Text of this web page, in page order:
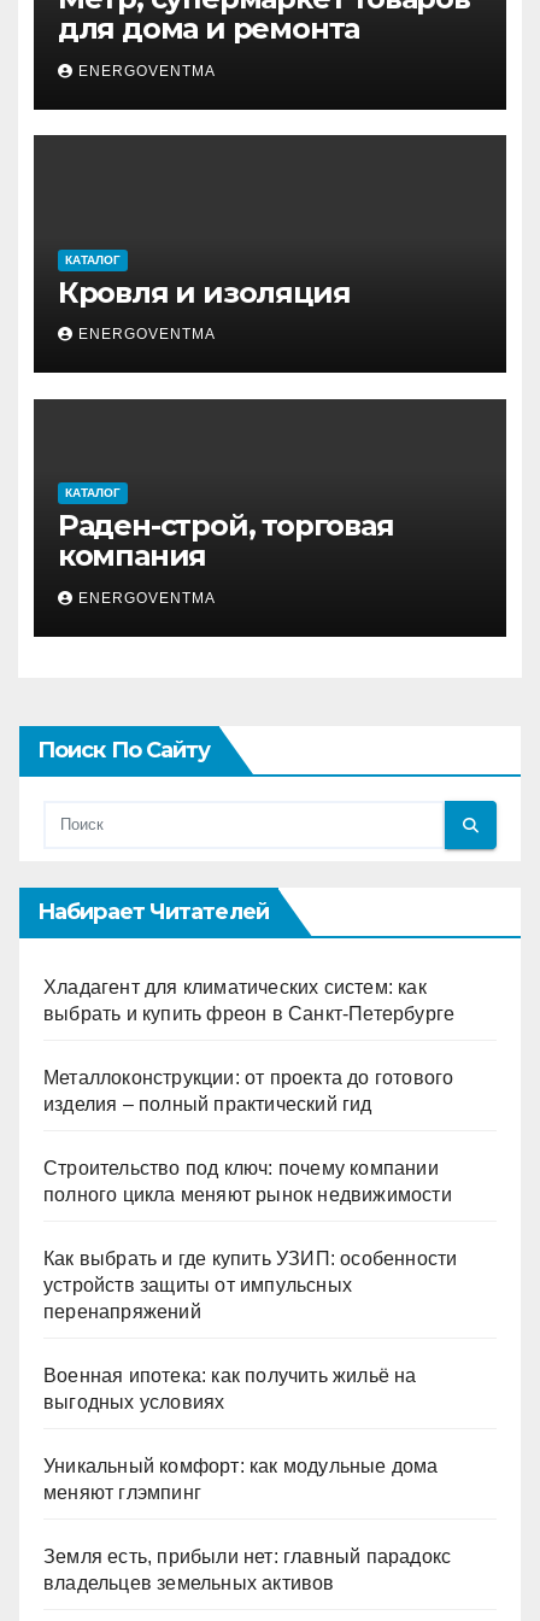
для дома и ремонта
ENERGOVENTMA
КАТАЛОГ
Кровля и изоляция
ENERGOVENTMA
КАТАЛОГ
Раден-строй, торговая
компания
ENERGOVENTMA
Поиск По Сайту
Набирает Читателей
Хладагент для климатических систем: как
выбрать и купить фреон в Санкт-Петербурге
Металлоконструкции: от проекта до готового
изделия – полный практический гид
Строительство под ключ: почему компании
полного цикла меняют рынок недвижимости
Как выбрать и где купить УЗИП: особенности
устройств защиты от импульсных
перенапряжений
Военная ипотека: как получить жильё на
выгодных условиях
Уникальный комфорт: как модульные дома
меняют глэмпинг
Земля есть, прибыли нет: главный парадокс
владельцев земельных активов